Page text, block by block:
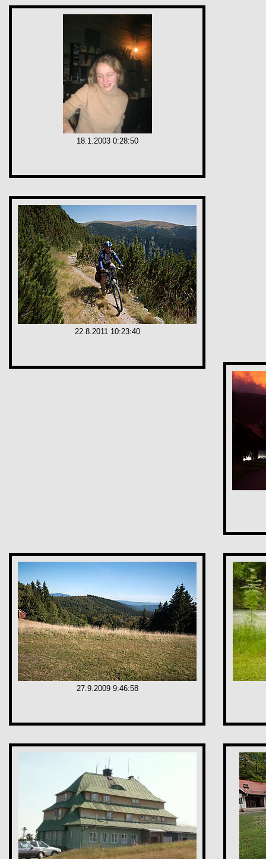
18.1.2003 0:28:50
22.8.2011 10:23:40
27.9.2009 9:46:58